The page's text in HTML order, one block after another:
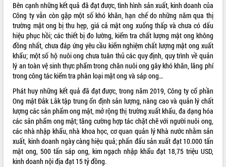
THỐNG KÊ TRUY CẬP
Hôm nay: 27799
Tất cả: 66040539
Bên cạnh những kết quả đã đạt được, tình hình sản xuất, kinh doanh của
Công ty vẫn còn gặp một số khó khăn, hạn chế do những năm qua thị
trường mật ong bị thu hẹp, giá cả mật ong xuống thấp và chưa có dấu
hiệu phục hồi; các thiết bị đo lường, kiểm tra chất lượng mật ong không
đồng nhất, chưa đáp ứng yêu cầu kiểm nghiệm chất lượng mật ong xuất
khẩu; một số hộ nuôi ong chưa tuân thủ các quy định, quy trình về quản
lý an toàn vệ sinh thực phẩm trong chăn nuôi ong gây khó khăn, lãng phí
trong công tác kiểm tra phân loại mật ong và sáp ong…
Phát huy những kết quả đã đạt được, trong năm 2019, Công ty cổ phần
Ong mật Đắk Lắk tập trung ổn định sản lượng, nâng cao và quản lý chất
lượng các sản phẩm ong mật, mở rộng thị trường xuất khẩu, đa dạng hóa
các sản phẩm ong mật; tăng cường hợp tác chặt chẽ với người nuôi ong,
các nhà nhập khẩu, nhà khoa học, cơ quan quản lý Nhà nước nhằm sản
xuất, kinh doanh ngày càng hiệu quả; phấn đấu sản xuất đạt 10.000 tấn
mật ong, 500 tấn sáp ong, kim ngạch nhập khẩu đạt 18,75 triệu USD,
kinh doanh nội địa đạt 15 tỷ đồng.